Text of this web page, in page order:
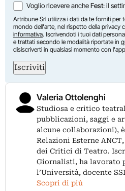
Voglio ricevere ancheFest: il
Artribune Srl utilizza i dati da te forniti
mondo dell'arte, nel rispetto della privacy
informativa. Iscrivendoti i tuoi dati
e trattati secondo le modalità riportate in
disiscriverti in qualsiasi momento con
Iscriviti
Valeria Ottolenghi
Studiosa e critico
pubblicazioni, saggi e
alcune collaborazioni),
Relazioni Esterne
dei Critici di Teatro.
Giornalisti, ha lavorato
l’Università, docente
Scopri di più